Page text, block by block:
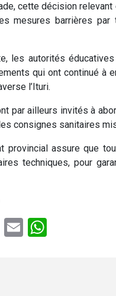
cette décision
mesures barrières
les autorités
qui ont continué à
l’Ituri.
par ailleurs invités à
consignes sanitaires
provincial assure que
techniques, pour
Twitter
Email